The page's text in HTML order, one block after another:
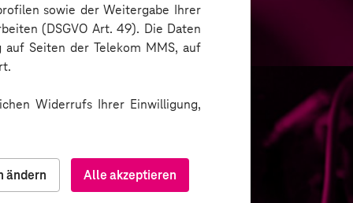
sowie der Weitergabe Ihrer
(DSGVO Art. 49). Die Daten
Seiten der Telekom MMS, auf
Widerrufs Ihrer Einwilligung,
Alle akzeptieren
ändern